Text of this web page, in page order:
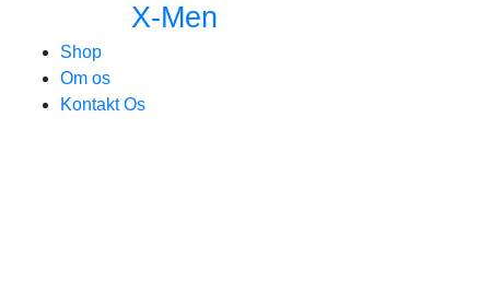
X-Men
Shop
Om os
Kontakt Os